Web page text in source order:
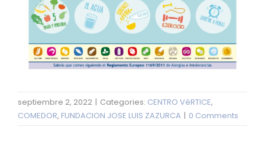
septiembre 2, 2022 | Categories: CENTRO VéRTICE,
COMEDOR, FUNDACION JOSE LUIS ZAZURCA | 0 Comments